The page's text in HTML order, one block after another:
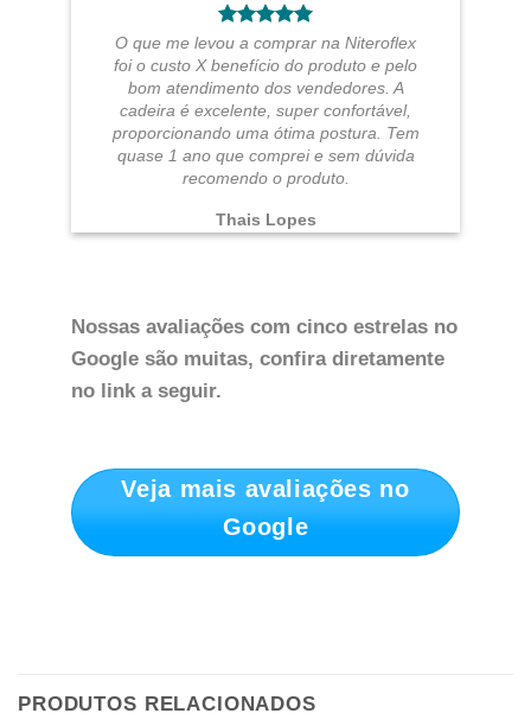
O que me levou a comprar na Niteroflex
foi o custo X benefício do produto e pelo
bom atendimento dos vendedores. A
cadeira é excelente, super confortável,
proporcionando uma ótima postura. Tem
quase 1 ano que comprei e sem dúvida
recomendo o produto.
Thais Lopes
Nossas avaliações com cinco estrelas no
Google são muitas, confira diretamente
no link a seguir.
Veja mais avaliações no
Google
PRODUTOS RELACIONADOS